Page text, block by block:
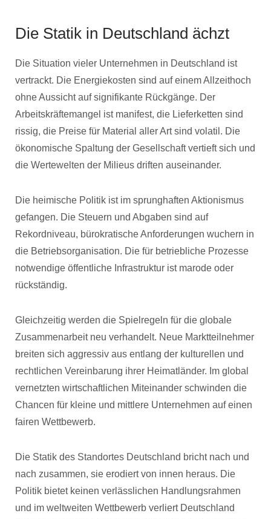
Die Statik in Deutschland ächzt
Die Situation vieler Unternehmen in Deutschland ist
vertrackt. Die Energiekosten sind auf einem Allzeithoch
ohne Aussicht auf signifikante Rückgänge. Der
Arbeitskräftemangel ist manifest, die Lieferketten sind
rissig, die Preise für Material aller Art sind volatil. Die
ökonomische Spaltung der Gesellschaft vertieft sich und
die Wertewelten der Milieus driften auseinander.
Die heimische Politik ist im sprunghaften Aktionismus
gefangen. Die Steuern und Abgaben sind auf
Rekordniveau, bürokratische Anforderungen wuchern in
die Betriebsorganisation. Die für betriebliche Prozesse
notwendige öffentliche Infrastruktur ist marode oder
rückständig.
Gleichzeitig werden die Spielregeln für die globale
Zusammenarbeit neu verhandelt. Neue Marktteilnehmer
breiten sich aggressiv aus entlang der kulturellen und
rechtlichen Vereinbarung ihrer Heimatländer. Im global
vernetzten wirtschaftlichen Miteinander schwinden die
Chancen für kleine und mittlere Unternehmen auf einen
fairen Wettbewerb.
Die Statik des Standortes Deutschland bricht nach und
nach zusammen, sie erodiert von innen heraus. Die
Politik bietet keinen verlässlichen Handlungsrahmen
und im weltweiten Wettbewerb verliert Deutschland